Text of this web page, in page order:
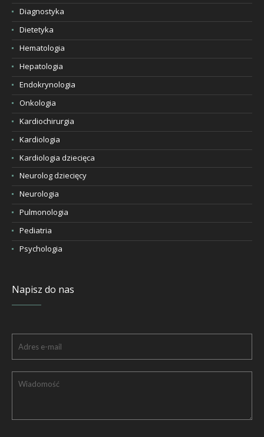
Diagnostyka
Dietetyka
Hematologia
Hepatologia
Endokrynologia
Onkologia
Kardiochirurgia
Kardiologia
Kardiologia dziecięca
Neurolog dziecięcy
Neurologia
Pulmonologia
Pediatria
Psychologia
Napisz do nas